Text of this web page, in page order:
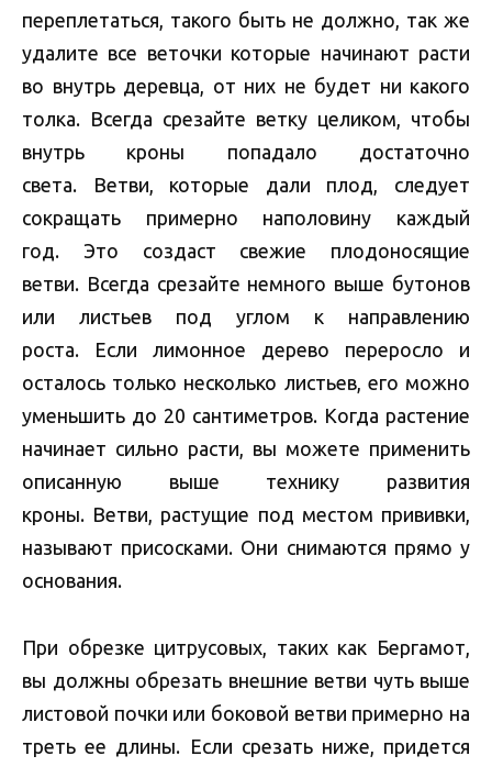
переплетаться, такого быть не должно, так же
удалите все веточки которые начинают расти
во внутрь деревца, от них не будет ни какого
толка. Всегда срезайте ветку целиком, чтобы
внутрь кроны попадало достаточно
света. Ветви, которые дали плод, следует
сокращать примерно наполовину каждый
год. Это создаст свежие плодоносящие
ветви. Всегда срезайте немного выше бутонов
или листьев под углом к ​​направлению
роста. Если лимонное дерево переросло и
осталось только несколько листьев, его можно
уменьшить до 20 сантиметров. Когда растение
начинает сильно расти, вы можете применить
описанную выше технику развития
кроны. Ветви, растущие под местом прививки,
называют присосками. Они снимаются прямо у
основания.
При обрезке цитрусовых, таких как Бергамот,
вы должны обрезать внешние ветви чуть выше
листовой почки или боковой ветви примерно на
треть ее длины. Если срезать ниже, придется